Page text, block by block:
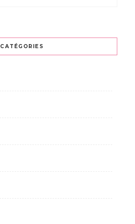
CATÉGORIES